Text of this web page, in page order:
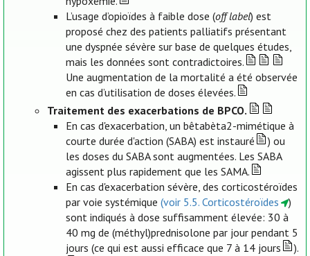
L’usage d’opioïdes à faible dose (off label) est
proposé chez des patients palliatifs présentant
une dyspnée sévère sur base de quelques études,
mais les données sont contradictoires.
Une augmentation de la mortalité a été observée
en cas d’utilisation de doses élevées.
Traitement des exacerbations de BPCO.
En cas d'exacerbation, un bêtabèta2-mimétique à
courte durée d'action (SABA) est instauré
) ou
les doses du SABA sont augmentées. Les SABA
agissent plus rapidement que les SAMA.
En cas d'exacerbation sévère, des corticostéroïdes
par voie systémique (voir 5.5. Corticostéroïdes
)
sont indiqués à dose suffisamment élevée: 30 à
40 mg de (méthyl)prednisolone par jour pendant 5
jours (ce qui est aussi efficace que 7 à 14 jours
).